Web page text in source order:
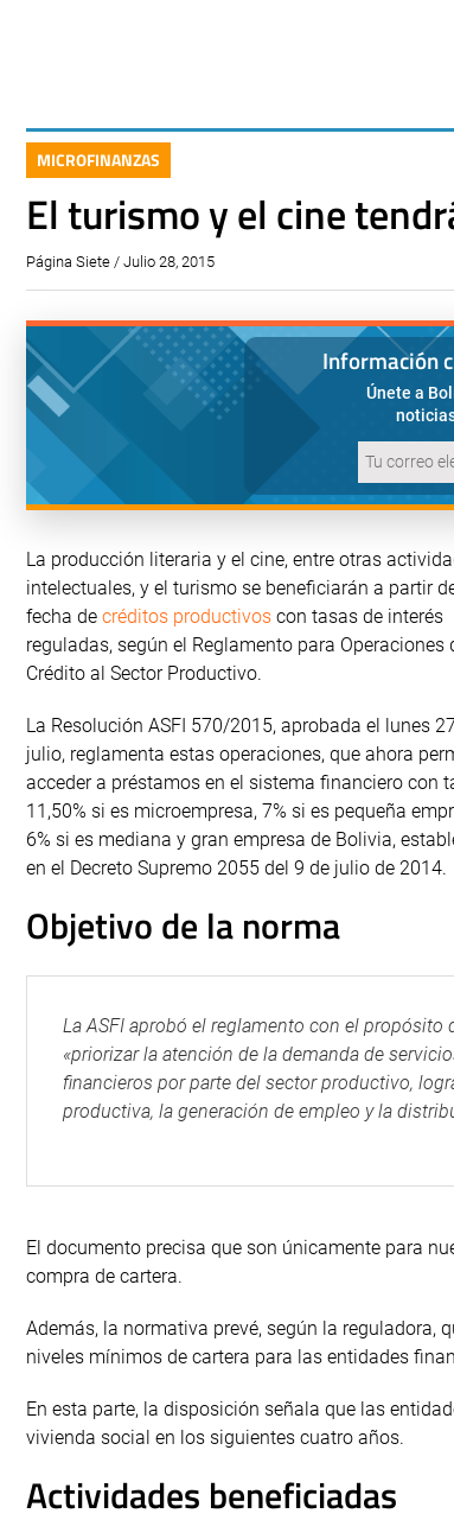
MICROFINANZAS
El turismo y el cine
Página Siete / Julio 28, 2015
Información
Únete a
La producción literaria y el cine, entre otras
intelectuales, y el turismo se beneficiarán a partir
fecha de créditos productivos con tasas de interés
reguladas, según el Reglamento para Operaciones
Crédito al Sector Productivo.
La Resolución ASFI 570/2015, aprobada el lunes
julio, reglamenta estas operaciones, que ahora
acceder a préstamos en el sistema financiero con
11,50% si es microempresa, 7% si es pequeña
6% si es mediana y gran empresa de Bolivia,
en el Decreto Supremo 2055 del 9 de julio de 2014.
Objetivo de la norma
La ASFI aprobó el reglamento con el propósito
«priorizar la atención de la demanda de
financieros por parte del sector productivo,
productiva, la generación de empleo y la
El documento precisa que son únicamente para
compra de cartera.
Además, la normativa prevé, según la
niveles mínimos de cartera para las entidades
En esta parte, la disposición señala que las
vivienda social en los siguientes cuatro años.
Actividades beneficiadas